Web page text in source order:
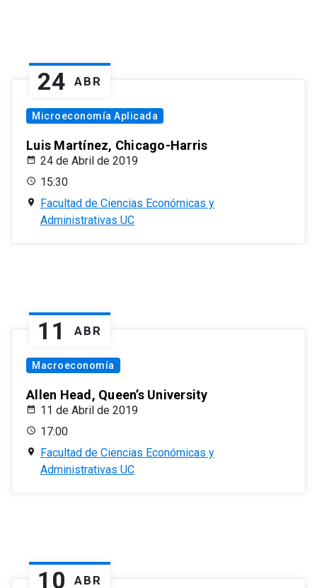
24 ABR
Microeconomía Aplicada
Luis Martínez, Chicago-Harris
24 de Abril de 2019
15:30
Facultad de Ciencias Económicas y
Administrativas UC
11 ABR
Macroeconomía
Allen Head, Queen’s University
11 de Abril de 2019
17:00
Facultad de Ciencias Económicas y
Administrativas UC
10 ABR